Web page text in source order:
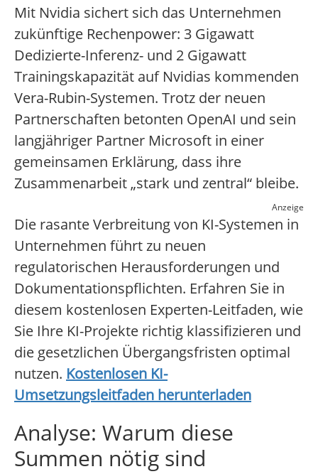
Mit Nvidia sichert sich das Unternehmen
zukünftige Rechenpower: 3 Gigawatt
Dedizierte-Inferenz- und 2 Gigawatt
Trainingskapazität auf Nvidias kommenden
Vera-Rubin-Systemen. Trotz der neuen
Partnerschaften betonten OpenAI und sein
langjähriger Partner Microsoft in einer
gemeinsamen Erklärung, dass ihre
Zusammenarbeit „stark und zentral“ bleibe.
Anzeige
Die rasante Verbreitung von KI-Systemen in
Unternehmen führt zu neuen
regulatorischen Herausforderungen und
Dokumentationspflichten. Erfahren Sie in
diesem kostenlosen Experten-Leitfaden, wie
Sie Ihre KI-Projekte richtig klassifizieren und
die gesetzlichen Übergangsfristen optimal
nutzen. Kostenlosen KI-
Umsetzungsleitfaden herunterladen
Analyse: Warum diese
Summen nötig sind